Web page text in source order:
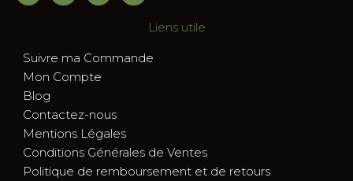
Liens utile
Suivre ma Commande
Mon Compte
Blog
Contactez-nous
Mentions Légales
Conditions Générales de Ventes
Politique de remboursement et de retours